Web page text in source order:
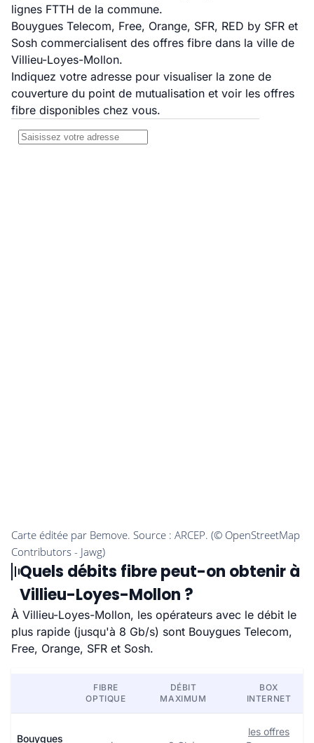
lignes FTTH de la commune.
Bouygues Telecom, Free, Orange, SFR, RED by SFR et
Sosh commercialisent des offres fibre dans la ville de
Villieu-Loyes-Mollon.
Indiquez votre adresse pour visualiser la zone de
couverture du point de mutualisation et voir les offres
fibre disponibles chez vous.
Quels débits fibre peut-on obtenir à
Villieu-Loyes-Mollon ?
À Villieu-Loyes-Mollon, les opérateurs avec le débit le
plus rapide (jusqu'à 8 Gb/s) sont Bouygues Telecom,
Free, Orange, SFR et Sosh.
FIBRE
OPTIQUE
DÉBIT
MAXIMUM
BOX
INTERNET
Bouygues
les offres